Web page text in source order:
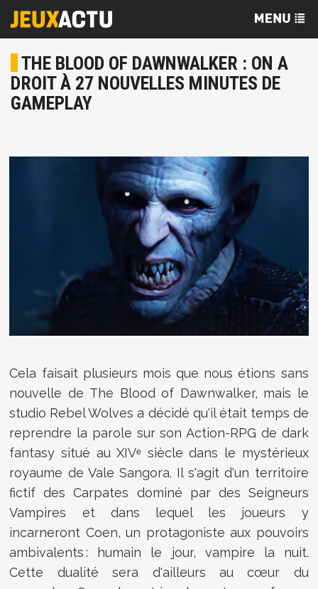
THE BLOOD OF DAWNWALKER : ON A
DROIT À 27 NOUVELLES MINUTES DE
GAMEPLAY
Cela faisait plusieurs mois que nous étions sans
nouvelle de The Blood of Dawnwalker, mais le
studio Rebel Wolves a décidé qu'il était temps de
reprendre la parole sur son Action-RPG de dark
fantasy situé au XIVᵉ siècle dans le mystérieux
royaume de Vale Sangora. Il s'agit d'un territoire
fictif des Carpates dominé par des Seigneurs
Vampires et dans lequel les joueurs y
incarneront Coen, un protagoniste aux pouvoirs
ambivalents : humain le jour, vampire la nuit.
Cette dualité sera d'ailleurs au cœur du